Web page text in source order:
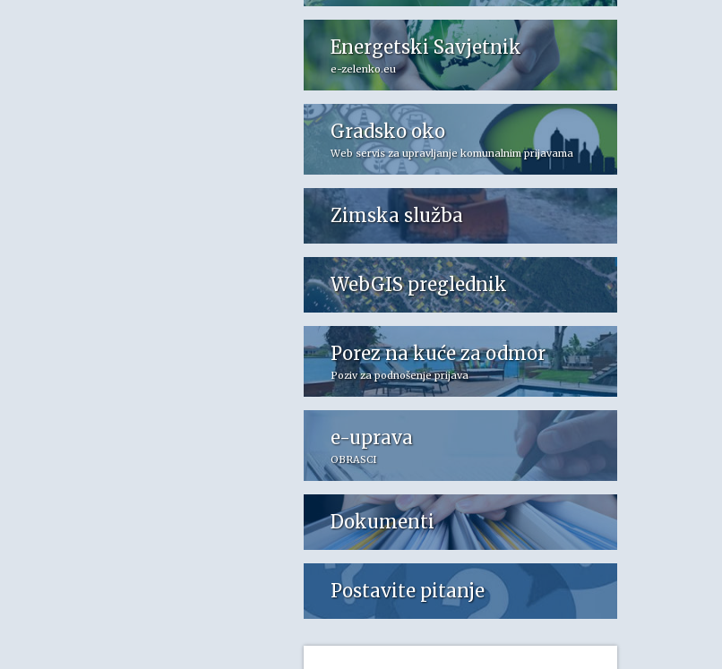
Energetski Savjetnik
e-zelenko.eu
Gradsko oko
Web servis za upravljanje komunalnim prijavama
Zimska služba
WebGIS preglednik
Porez na kuće za odmor
Poziv za podnošenje prijava
e-uprava
OBRASCI
Dokumenti
Postavite pitanje